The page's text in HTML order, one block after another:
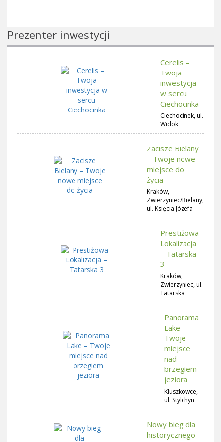
Prezenter inwestycji
Cerelis –
Twoja
inwestycja
w sercu
Ciechocinka
Ciechocinek, ul.
Widok
Zacisze Bielany
– Twoje nowe
miejsce do
życia
Kraków,
Zwierzyniec/Bielany,
ul. Księcia Józefa
Prestiżowa
Lokalizacja
– Tatarska
3
Kraków,
Zwierzyniec, ul.
Tatarska
Panorama
Lake –
Twoje
miejsce
nad
brzegiem
jeziora
Kluszkowce,
ul. Stylchyn
Nowy bieg dla
historycznego